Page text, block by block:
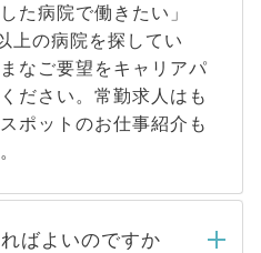
た病院で働きたい」
上の病院を探してい
なご要望をキャリアパ
ださい。常勤求人はも
ポットのお仕事紹介も
ばよいのですか